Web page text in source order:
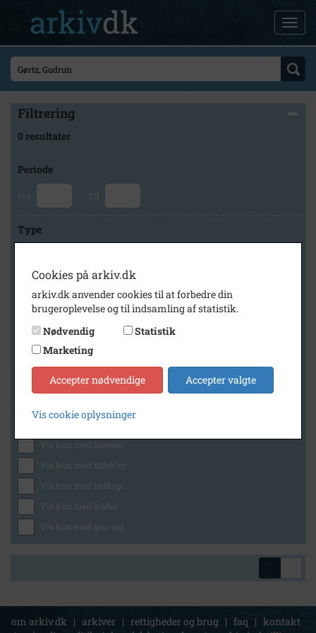
Filtrering
0 resultater
Periode
Fra Til
Type
Arkiv
Faxe Kommunes Arkiver
Generelt
Vis kun med billeder
Vis kun med filmklip
Vis kun med lydklip
Vis kun med kilder
Vis kun med geo-tag
om arkiv.dk | arkiver | rettigheder og brug | faq | kontakt
Cookies på arkiv.dk
arkiv.dk anvender cookies til at forbedre din
brugeroplevelse og til indsamling af statistik.
Nødvendig
Statistik
Marketing
Accepter nødvendige Accepter valgte
Vis cookie oplysninger